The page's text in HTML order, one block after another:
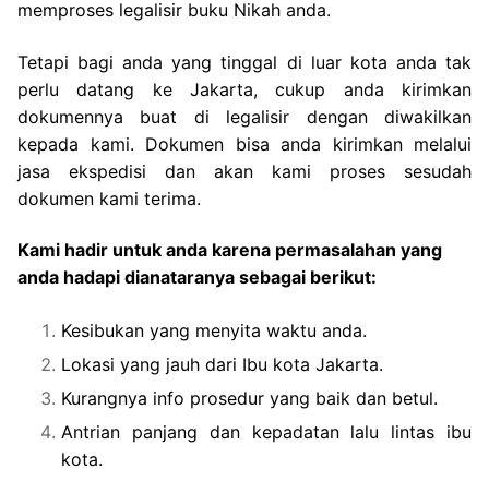
memproses legalisir buku Nikah anda.
Tetapi bagi anda yang tinggal di luar kota anda tak
perlu datang ke Jakarta, cukup anda kirimkan
dokumennya buat di legalisir dengan diwakilkan
kepada kami. Dokumen bisa anda kirimkan melalui
jasa ekspedisi dan akan kami proses sesudah
dokumen kami terima.
Kami hadir untuk anda karena permasalahan yang
anda hadapi dianataranya sebagai berikut:
Kesibukan yang menyita waktu anda.
Lokasi yang jauh dari Ibu kota Jakarta.
Kurangnya info prosedur yang baik dan betul.
Antrian panjang dan kepadatan lalu lintas ibu
kota.